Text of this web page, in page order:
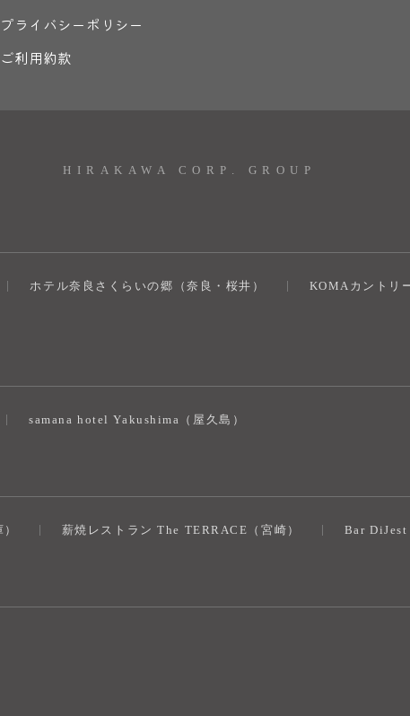
プライバシーポリシー
ご利用約款
HIRAKAWA CORP. GROUP
ホテル奈良さくらいの郷（奈良・桜井）
KOMAカントリ
samana hotel Yakushima（屋久島）
薪焼レストラン The TERRACE（宮崎） Bar DiJest